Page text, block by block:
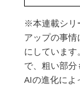
※本連載シリ
アップの事
にしていま
で、粗い部
AIの進化によ